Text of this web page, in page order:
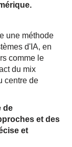
une méthode
d'IA, en
comme le
du mix
centre de
de
et des
et